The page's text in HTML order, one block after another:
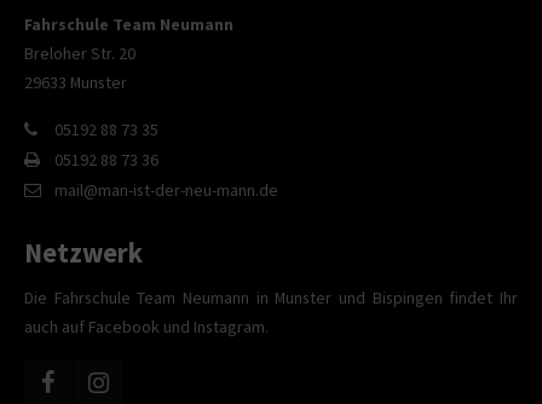
Fahrschule Team Neumann
Breloher Str. 20
29633 Munster
05192 88 73 35
05192 88 73 36
mail@man-ist-der-neu-mann.de
Netzwerk
Die Fahrschule Team Neumann in Munster und Bispingen findet Ihr
auch auf Facebook und Instagram.